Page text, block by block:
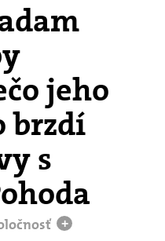
jeho
brzdí
s
+